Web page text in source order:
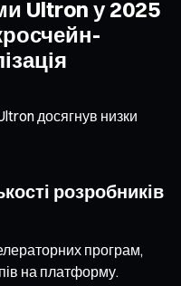
Ultron у 2025
досягнув низки
розробників
програм,
на платформу.